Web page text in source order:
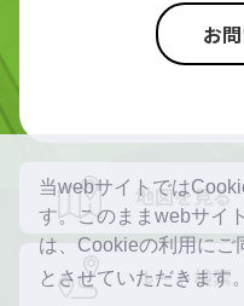
当webサイトでは
す。このままwebサイ
は、Cookieの利用にご
とさせていただきます
お
地図を見る
ルート検索